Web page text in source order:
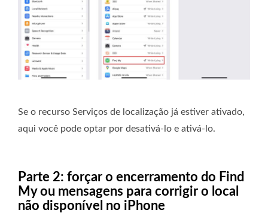
Se o recurso Serviços de localização já estiver ativado,
aqui você pode optar por desativá-lo e ativá-lo.
Parte 2: forçar o encerramento do Find
My ou mensagens para corrigir o local
não disponível no iPhone